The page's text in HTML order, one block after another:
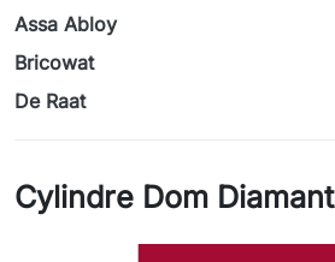
Assa Abloy
Bricowat
De Raat
Cylindre Dom Diamant